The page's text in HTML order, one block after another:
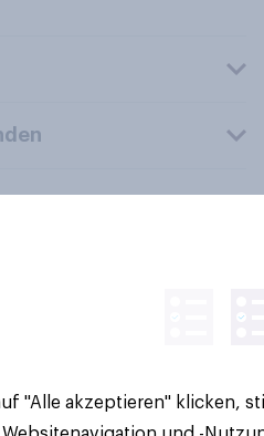
Alle Rechte vorbehalten.
"Alle akzeptieren" klicken,